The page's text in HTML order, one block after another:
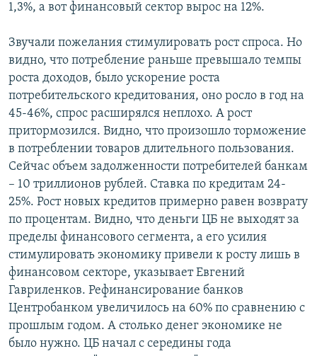
1,3%, а вот финансовый сектор вырос на 12%.
Звучали пожелания стимулировать рост спроса. Но
видно, что потребление раньше превышало темпы
роста доходов, было ускорение роста
потребительского кредитования, оно росло в год на
45-46%, спрос расширялся неплохо. А рост
притормозился. Видно, что произошло торможение
в потреблении товаров длительного пользования.
Сейчас объем задолженности потребителей банкам
– 10 триллионов рублей. Ставка по кредитам 24-
25%. Рост новых кредитов примерно равен возврату
по процентам. Видно, что деньги ЦБ не выходят за
пределы финансового сегмента, а его усилия
стимулировать экономику привели к росту лишь в
финансовом секторе, указывает Евгений
Гавриленков. Рефинансирование банков
Центробанком увеличилось на 60% по сравнению с
прошлым годом. А столько денег экономике не
было нужно. ЦБ начал с середины года